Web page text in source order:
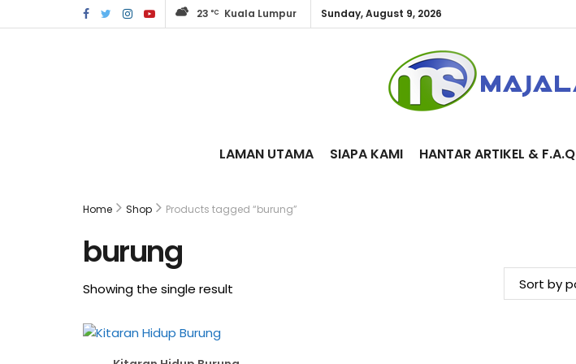
23 °C Kuala Lumpur Sunday, August 9, 2026
LAMAN UTAMA SIAPA KAMI HANTAR ARTIKEL & F.A.Q
Home Shop Products tagged “burung”
burung
Showing the single result